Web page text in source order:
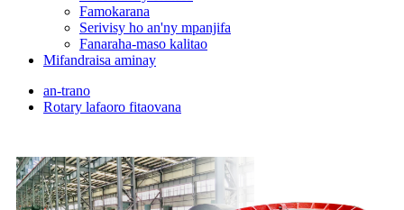
Famokarana
Serivisy ho an'ny mpanjifa
Fanaraha-maso kalitao
Mifandraisa aminay
an-trano
Rotary lafaoro fitaovana